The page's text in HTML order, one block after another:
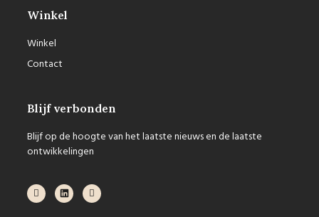
Winkel
Winkel
Contact
Blijf verbonden
Blijf op de hoogte van het laatste nieuws en de laatste
ontwikkelingen